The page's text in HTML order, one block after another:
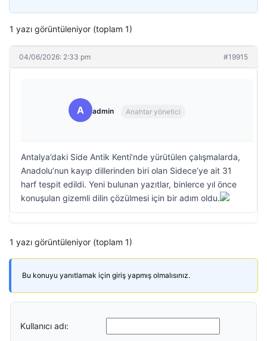
1 yazı görüntüleniyor (toplam 1)
04/06/2026: 2:33 pm #19915
A admin Anahtar yönetici
Antalya’daki Side Antik Kenti’nde yürütülen çalışmalarda,
Anadolu’nun kayıp dillerinden biri olan Sidece’ye ait 31
harf tespit edildi. Yeni bulunan yazıtlar, binlerce yıl önce
konuşulan gizemli dilin çözülmesi için bir adım oldu.
1 yazı görüntüleniyor (toplam 1)
Bu konuyu yanıtlamak için giriş yapmış olmalısınız.
Kullanıcı adı: